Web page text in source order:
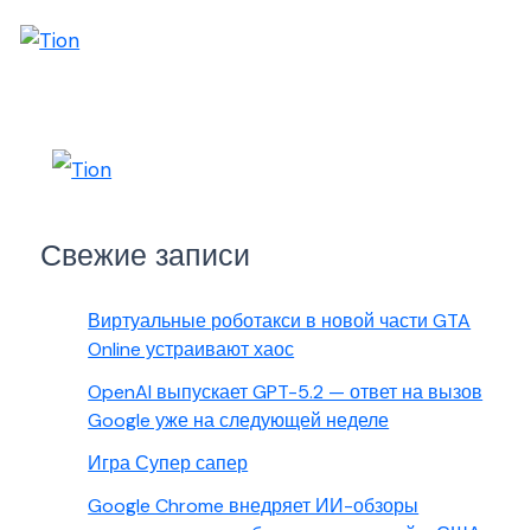
Свежие записи
Виртуальные роботакси в новой части GTA
Online устраивают хаос
OpenAI выпускает GPT-5.2 — ответ на вызов
Google уже на следующей неделе
Игра Супер сапер
Google Chrome внедряет ИИ-обзоры